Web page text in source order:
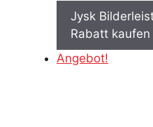
Preis
war:
9,99 €
ist:
Jysk
Rabatt kaufen
Angebot!